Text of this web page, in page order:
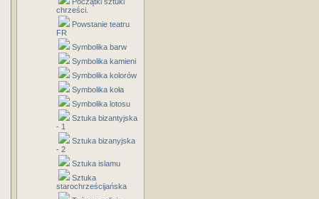
chrześci.
Powstanie teatru
FR
Symbolika barw
Symbolika kamieni
Symbolika kolorów
Symbolika koła
Symbolika lotosu
Sztuka bizantyjska
- 1
Sztuka bizanyjska
- 2
Sztuka islamu
Sztuka
starochrześcijańska